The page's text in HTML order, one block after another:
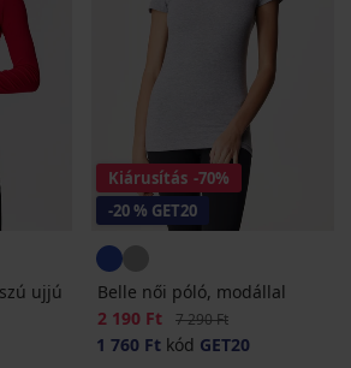
ujjú
Kiárusítás -70%
-20 % GET20
Belle női póló, modállal
Kedvezmény
2 190 Ft Eredeti ár
7 290 Ft
1 760 Ft kód GET20